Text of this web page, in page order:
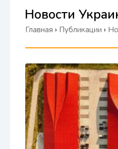
Новости
Главная › Публикации ›